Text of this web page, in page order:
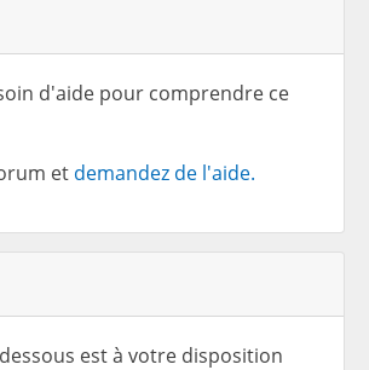
d'aide pour comprendre ce
et demandez de l'aide.
est à votre disposition